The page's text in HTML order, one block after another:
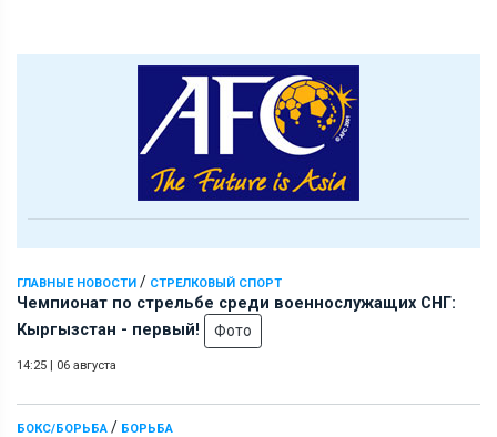
ГЛАВНЫЕ НОВОСТИ / СТРЕЛКОВЫЙ СПОРТ
Чемпионат по стрельбе среди военнослужащих СНГ:
Кыргызстан - первый!
Фото
14:25 | 06 августа
БОКС/БОРЬБА / БОРЬБА